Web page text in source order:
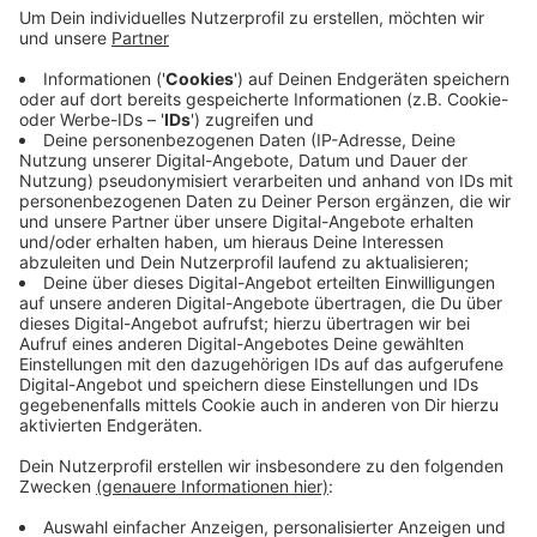
der Abriss aufwändiger und werde teurer. 2,2
Millionen mehr als geplant wird die Stadt wohl
aufbringen müssen. Außerdem könne man wegen
der notwendigen Ausschreibung für die Altlasten-
Sanierung erst später mit dem Abriss beginnen -
statt im Frühjahr erst gegen Ende dieses Jahres.
Die Neueröffnung der Mählersbeck verschiebt sich
deswegen von 2023 auf 2024.
Veröffentlicht:Donnerstag, 20.05.2021 12:28
Anzeige
Anzeige